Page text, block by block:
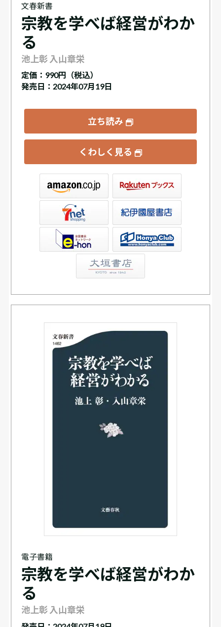
文春新書
宗教を学べば経営がわか
る
池上彰 入山章栄
定価： 990円（税込）
発売日：2024年07月19日
立ち読み
くわしく見る
書店ウェブストア
電子書籍
宗教を学べば経営がわか
る
池上彰 入山章栄